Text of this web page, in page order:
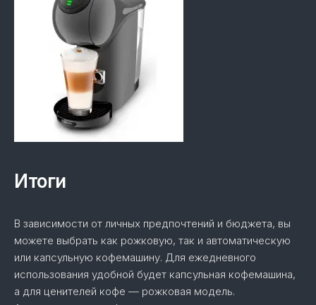
Итоги
В зависимости от личных предпочтений и бюджета, вы
можете выбрать как рожковую, так и автоматическую
или капсульную кофемашину. Для ежедневного
использования удобной будет капсульная кофемашина,
а для ценителей кофе — рожковая модель.